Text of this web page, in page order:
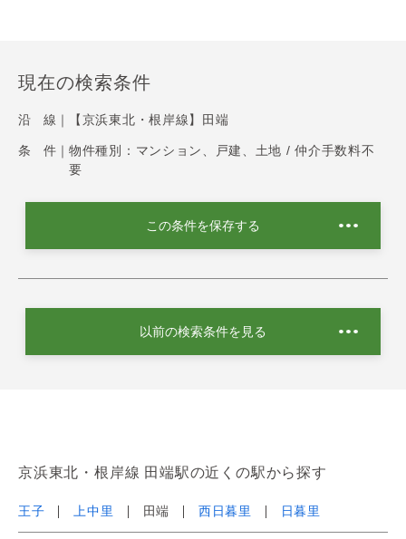
現在の検索条件
沿 線｜ 【京浜東北・根岸線】田端
条 件｜ 物件種別：マンション、戸建、土地 / 仲介手数料不
要
この条件を保存する
以前の検索条件を見る
京浜東北・根岸線 田端駅の近くの駅から探す
王子 上中里 田端 西日暮里 日暮里